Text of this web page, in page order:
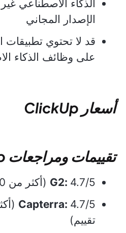
الذكاء الاصطناعي
الإصدار المجاني
قد لا تحتوي تطبيقات
على وظائف الذكاء
أسعار ClickUp
تقييمات ومراجعات ClickUp
G2: 4.7/5 (أكثر من 9000 تقييم)
Capterra:
تقييم)